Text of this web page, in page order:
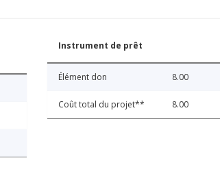
Instrument de prêt
Élément don 8.00
Coût total du projet** 8.00